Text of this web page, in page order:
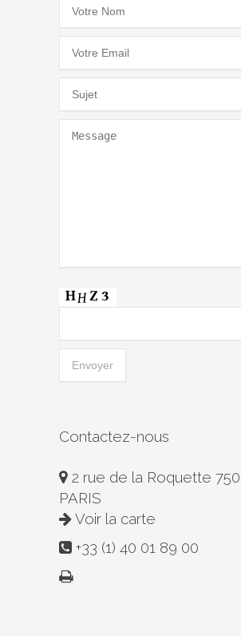
Contactez-nous
2 rue de la Roquette
PARIS
Voir la carte
+33 (1) 40 01 89 00